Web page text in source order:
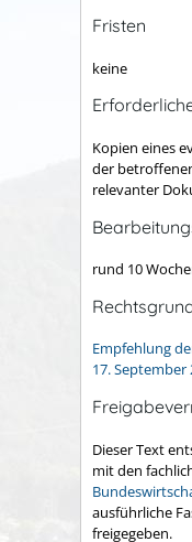
Fristen
keine
Kopien eines
der
relevanter
rund 10
Empfehlung
17. September
Dieser Text
mit den
ausführliche
freigegeben.